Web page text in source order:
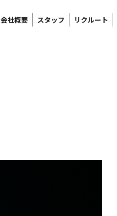
会社概要 スタッフ リクルート